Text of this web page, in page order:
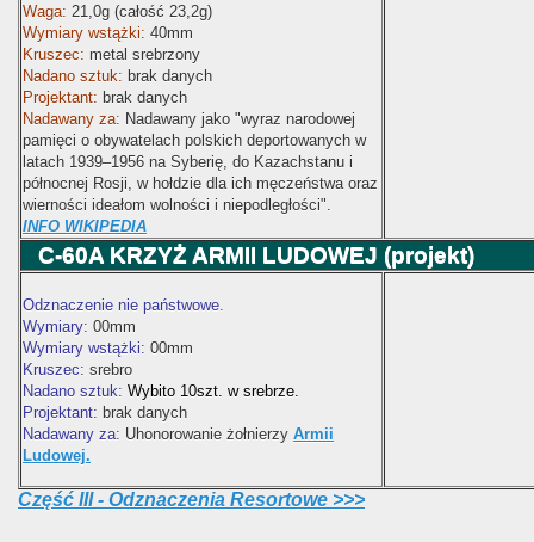
Waga: 21,0g (całość 23,2g)
Wymiary wstążki: 40mm
Kruszec: metal srebrzony
Nadano sztuk: brak danych
Projektant: brak danych
Nadawany za: Nadawany jako "wyraz narodowej
pamięci o obywatelach polskich deportowanych w
latach 1939–1956 na Syberię, do Kazachstanu i
północnej Rosji, w hołdzie dla ich męczeństwa oraz
wierności ideałom wolności i niepodległości".
INFO WIKIPEDIA
C-60A KRZYŻ ARMII LUDOWEJ (projekt)
Odznaczenie nie państwowe.
Wymiary: 00mm
Wymiary wstążki: 00mm
Kruszec: srebro
Nadano sztuk: Wybito 10szt. w srebrze.
Projektant: brak danych
Nadawany za: Uhonorowanie żołnierzy Armii
Ludowej.
Część III - Odznaczenia Resortowe >>>